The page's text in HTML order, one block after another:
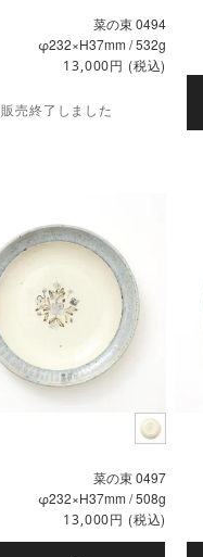
菜の束 0494
φ232×H37mm / 532g
13,000円 (税込)
販売終了しました
菜の束 0497
φ232×H37mm / 508g
13,000円 (税込)